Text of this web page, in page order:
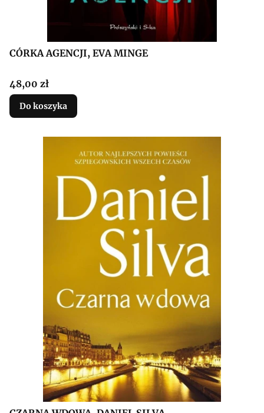
CÓRKA AGENCJI, EVA MINGE
Cena
48,00 zł
Do koszyka